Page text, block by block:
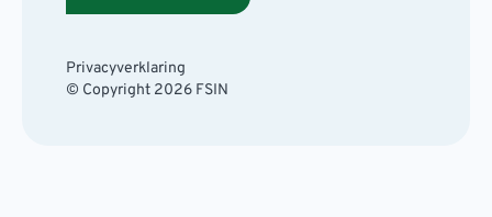
© Copyright 2026 FSIN
Privacyverklaring